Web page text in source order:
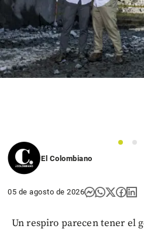
1
2
El Colombiano
05 de agosto de 2026
Un respiro parecen tener el